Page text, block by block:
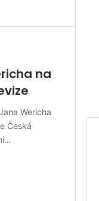
na
Wericha
Česká